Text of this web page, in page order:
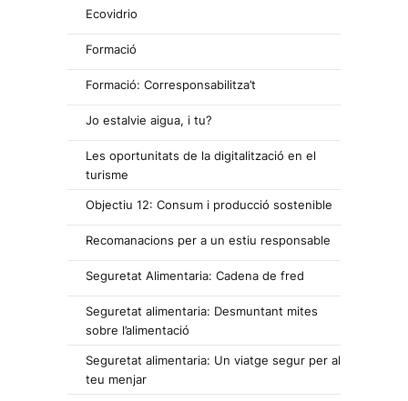
Ecovidrio
Formació
Formació: Corresponsabilitza’t
Jo estalvie aigua, i tu?
Les oportunitats de la digitalització en el
turisme
Objectiu 12: Consum i producció sostenible
Recomanacions per a un estiu responsable
Seguretat Alimentaria: Cadena de fred
Seguretat alimentaria: Desmuntant mites
sobre l’alimentació
Seguretat alimentaria: Un viatge segur per al
teu menjar